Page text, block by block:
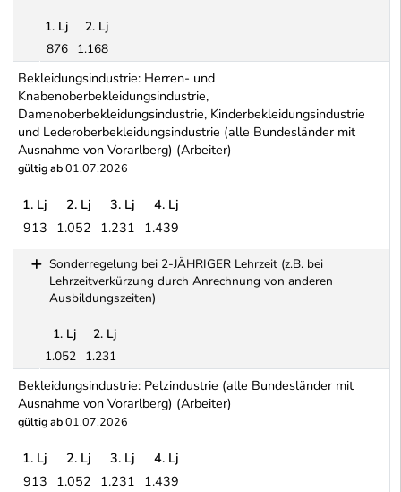
Sonderregelung bei 2-JÄHRIGER Lehrzeit (z.B. bei
1. Lj
2. Lj
876 1.168
Bekleidungsindustrie: Herren- und
Knabenoberbekleidungsindustrie,
Damenoberbekleidungsindustrie, Kinderbekleidungsindustrie
und Lederoberbekleidungsindustrie (alle Bundesländer mit
Ausnahme von Vorarlberg) (Arbeiter)
gültig ab01.07.2026
1. Lj 2. Lj 3. Lj
4. Lj
913 1.052 1.231 1.439
Sonderregelung bei 2-JÄHRIGER Lehrzeit (z.B. bei
Lehrzeitverkürzung durch Anrechnung von anderen
Ausbildungszeiten)
Sonderregelung bei 2-JÄHRIGER Lehrzeit (z.B. bei
1. Lj
2. Lj
1.052 1.231
Bekleidungsindustrie: Pelzindustrie (alle Bundesländer mit
Ausnahme von Vorarlberg) (Arbeiter)
gültig ab01.07.2026
1. Lj 2. Lj 3. Lj
4. Lj
913 1.052 1.231 1.439